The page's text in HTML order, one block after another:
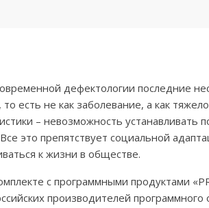
дефектологии последние
есть не как заболевание, а как
– невозможность устанавливать
это препятствует социальной
к жизни в обществе.
с программными продуктами
производителей программного